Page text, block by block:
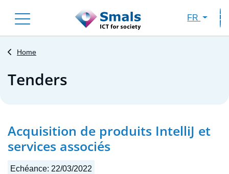
to
main
FR
Home
Tenders
Acquisition de produits IntelliJ et
services associés
Echéance: 22/03/2022